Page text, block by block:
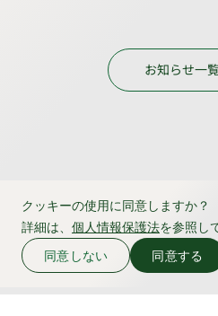
お知らせ一
クッキーの使用に同意しますか？
詳細は、 個人情報保護法を参照し
同意する
同意しない